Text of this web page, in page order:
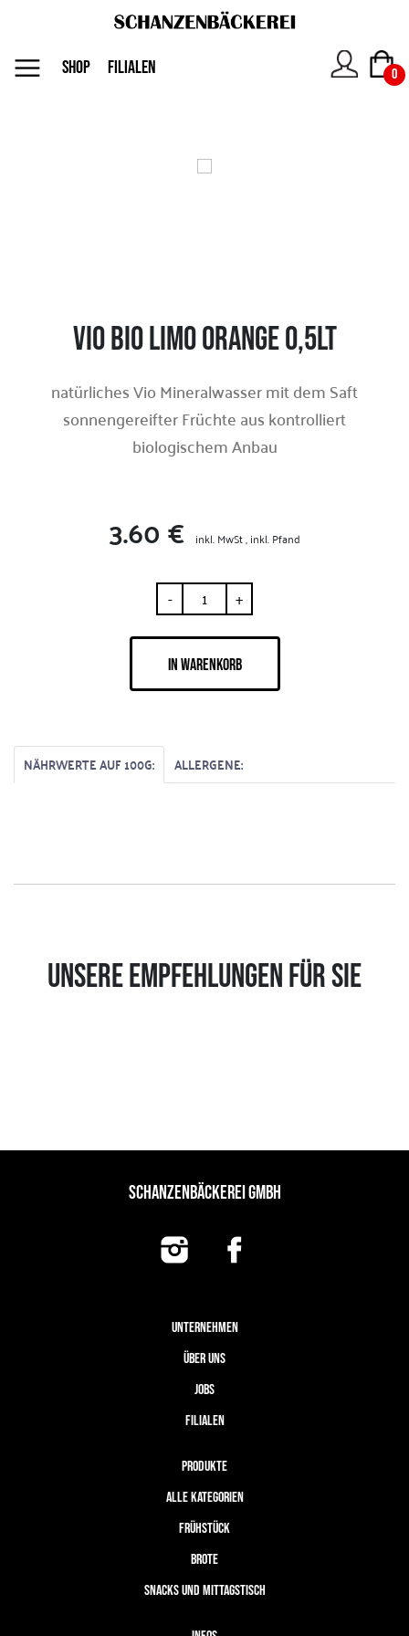
Kontakt
SHOP FILIALEN 0
Vio Bio Limo Orange 0,5lt
natürliches Vio Mineralwasser mit dem Saft
sonnengereifter Früchte aus kontrolliert
biologischem Anbau
3.60 € inkl. MwSt , inkl. Pfand
- +
IN WARENKORB
NÄHRWERTE AUF 100G: ALLERGENE:
UNSERE EMPFEHLUNGEN FÜR SIE
SCHANZENBÄCKEREI GMBH
UNTERNEHMEN
ÜBER UNS
JOBS
FILIALEN
PRODUKTE
ALLE KATEGORIEN
FRÜHSTÜCK
BROTE
SNACKS UND MITTAGSTISCH